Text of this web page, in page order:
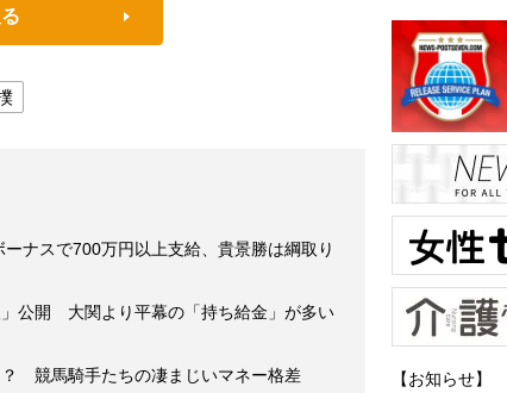
ナスで700万円以上支給、貴景勝は綱取り
」公開 大関より平幕の「持ち給金」が多い
？ 競馬騎手たちの凄まじいマネー格差
【お知らせ】